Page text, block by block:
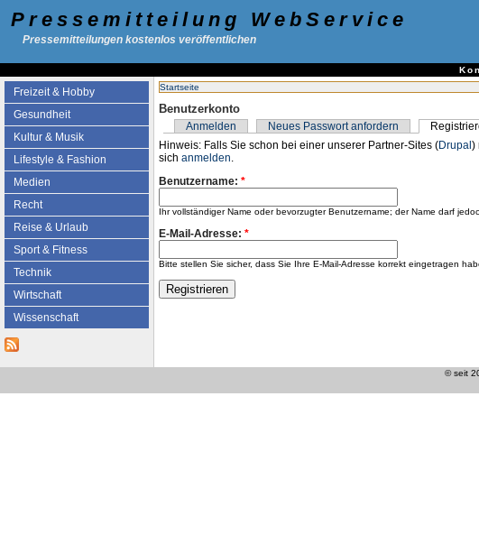
Pressemitteilung WebService
Pressemitteilungen kostenlos veröffentlichen
Freizeit & Hobby
Gesundheit
Kultur & Musik
Lifestyle & Fashion
Medien
Recht
Reise & Urlaub
Sport & Fitness
Technik
Wirtschaft
Wissenschaft
Startseite
Benutzerkonto
Anmelden Neues Passwort anfordern
Hinweis: Falls Sie schon bei einer unserer Partner-Sites (Drupal)
sich anmelden
Benutzername: *
Ihr vollständiger Name oder bevorzugter Benutzername; der Name darf
E-Mail-Adresse: *
Bitte stellen Sie sicher, dass Sie Ihre E-Mail-Adresse korrekt eingetragen
© seit